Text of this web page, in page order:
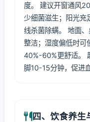
度。 建议开窗通风
少细菌滋生；阳光充
线杀菌除螨。 地面
整洁；湿度偏低时可
40%-60%更舒适。
脚10-15分钟，促进
四、饮食养生